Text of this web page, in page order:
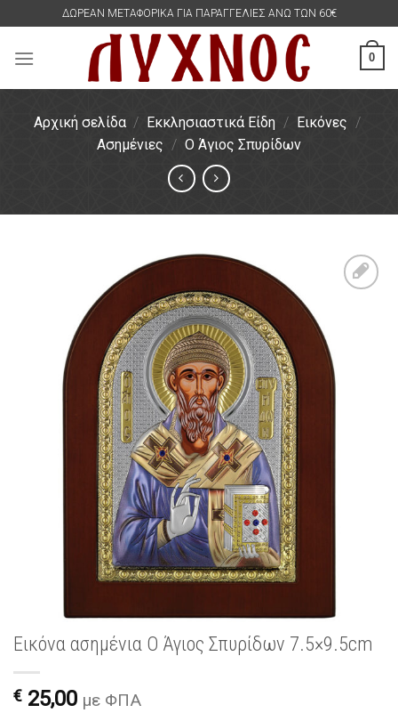
content
ΔΩΡΕΑΝ ΜΕΤΑΦΟΡΙΚΑ ΓΙΑ ΠΑΡΑΓΓΕΛΙΕΣ ΑΝΩ ΤΩΝ 60€
0
Αρχική σελίδα / Εκκλησιαστικά Είδη / Εικόνες /
Ασημένιες / Ο Άγιος Σπυρίδων
επιθυμιών
Εικόνα ασημένια Ο Άγιος Σπυρίδων 7.5×9.5cm
€ 25,00 με ΦΠΑ